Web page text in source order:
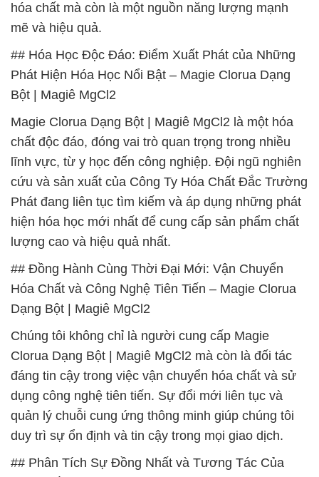
hóa chất mà còn là một nguồn năng lượng mạnh
mẽ và hiệu quả.
## Hóa Học Độc Đáo: Điểm Xuất Phát của Những
Phát Hiện Hóa Học Nổi Bật – Magie Clorua Dạng
Bột | Magiê MgCl2
Magie Clorua Dạng Bột | Magiê MgCl2 là một hóa
chất độc đáo, đóng vai trò quan trọng trong nhiều
lĩnh vực, từ y học đến công nghiệp. Đội ngũ nghiên
cứu và sản xuất của Công Ty Hóa Chất Đắc Trường
Phát đang liên tục tìm kiếm và áp dụng những phát
hiện hóa học mới nhất để cung cấp sản phẩm chất
lượng cao và hiệu quả nhất.
## Đồng Hành Cùng Thời Đại Mới: Vận Chuyển
Hóa Chất và Công Nghệ Tiên Tiến – Magie Clorua
Dạng Bột | Magiê MgCl2
Chúng tôi không chỉ là người cung cấp Magie
Clorua Dạng Bột | Magiê MgCl2 mà còn là đối tác
đáng tin cậy trong việc vận chuyển hóa chất và sử
dụng công nghệ tiên tiến. Sự đổi mới liên tục và
quản lý chuỗi cung ứng thông minh giúp chúng tôi
duy trì sự ổn định và tin cậy trong mọi giao dịch.
## Phân Tích Sự Đồng Nhất và Tương Tác Của